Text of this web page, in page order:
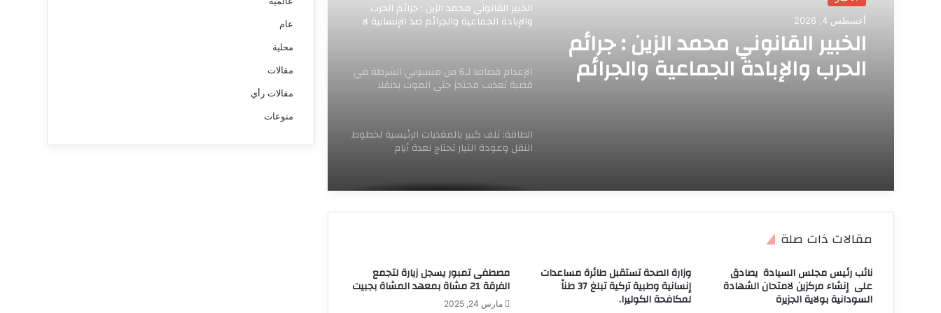
أغسطس 4, 2026
الخبير القانوني محمد الزين : جرائم
الحرب والإبادة الجماعية والجرائم
ضد الإنسانية لا تسقط بالتقادم
الخبير القانوني محمد الزين : جرائم الحرب
والإبادة الجماعية والجرائم ضد الإنسانية لا
الإعدام قصاصا لـ6 من منسوبي الشرطة في
قضية تعذيب محتجز حتى الموت بدنقلا
الطاقة: تلف كبير بالمغذيات الرئيسية لخطوط
النقل وعودة التيار تحتاج لعدة أيام
تختتم مؤتمرها العلمي بالخرطوم
الوطنية لتعافي النظام الصحي للأعوام
المقبلة
مقالات ذات صلة
نائب رئيس مجلس السيادة يصادق
على إنشاء مركزين لامتحان الشهادة
السودانية بولاية الجزيرة
وزارة الصحة تستقبل طائرة مساعدات
إنسانية وطبية تركية تبلغ 37 طناً
لمكافحة الكوليرا.
مصطفى تمبور يسجل زيارة لتجمع
الفرقة 21 مشاة بمعهد المشاة بجبيت
مارس 24, 2025
عام
محلية
مقالات
مقالات رأي
منوعات